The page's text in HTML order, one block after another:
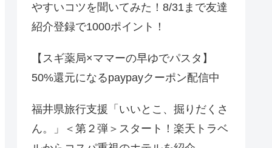
やすいコツを聞いてみた！8/31まで友達
紹介登録で1000ポイント！
【スギ薬局×ママーの早ゆでパスタ】
50%還元になるpaypayクーポン配信中
福井県旅行支援「いいとこ、掘りだくさ
ん。」＜第２弾＞スタート！楽天トラベ